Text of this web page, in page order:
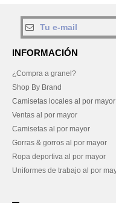
INFORMACIÓN
¿Compra a granel?
Shop By Brand
Camisetas locales al por mayor
Ventas al por mayor
Camisetas al por mayor
Gorras & gorros al por mayor
Ropa deportiva al por mayor
Uniformes de trabajo al por